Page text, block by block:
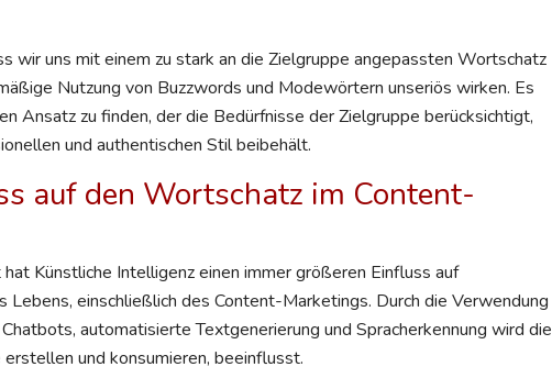
wir uns mit einem zu stark an die Zielgruppe angepassten Wortschatz
Nutzung von Buzzwords und Modewörtern unseriös wirken. Es
Ansatz zu finden, der die Bedürfnisse der Zielgruppe berücksichtigt,
und authentischen Stil beibehält.
auf den Wortschatz im Content-
Künstliche Intelligenz einen immer größeren Einfluss auf
einschließlich des Content-Marketings. Durch die Verwendung
automatisierte Textgenerierung und Spracherkennung wird die
und konsumieren, beeinflusst.